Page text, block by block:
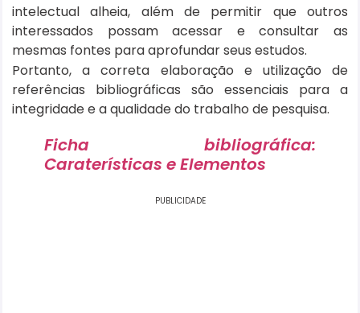
intelectual alheia, além de permitir que outros
interessados possam acessar e consultar as
mesmas fontes para aprofundar seus estudos.
Portanto, a correta elaboração e utilização de
referências bibliográficas são essenciais para a
integridade e a qualidade do trabalho de pesquisa.
Ficha bibliográfica:
Caraterísticas e Elementos
PUBLICIDADE